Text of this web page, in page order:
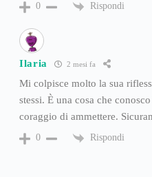
0 Rispondi
Ilaria 2 mesi fa
Mi colpisce molto la sua
stessi. È una cosa che
coraggio di ammettere.
0 Rispondi